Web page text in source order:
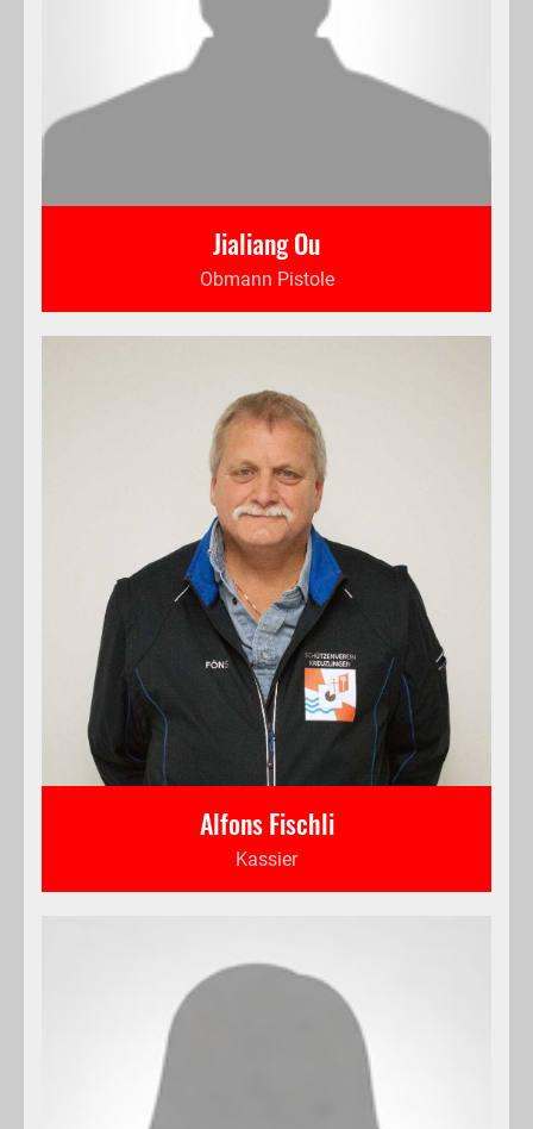
Jialiang Ou
Obmann Pistole
Alfons Fischli
Kassier